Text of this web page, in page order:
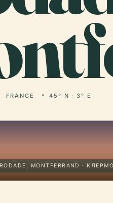
FRANCE 45° N · 3° E
MONTFERRAND ·